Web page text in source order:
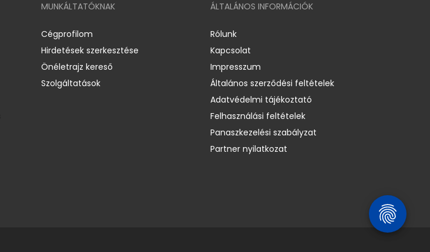
MUNKÁLTATÓKNAK
Cégprofilom
Hirdetések szerkesztése
Önéletrajz kereső
Szolgáltatások
ÁLTALÁNOS INFORMÁCIÓK
Rólunk
Kapcsolat
Impresszum
Általános szerződési feltételek
Adatvédelmi tájékoztató
Felhasználási feltételek
Panaszkezelési szabályzat
Partner nyilatkozat